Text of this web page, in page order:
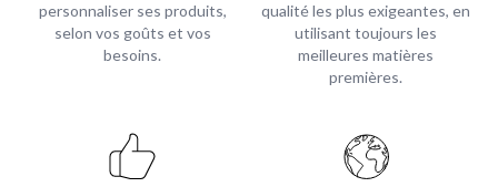
personnaliser ses produits,
selon vos goûts et vos
besoins.
qualité les plus exigeantes, en
utilisant toujours les
meilleures matières
premières.